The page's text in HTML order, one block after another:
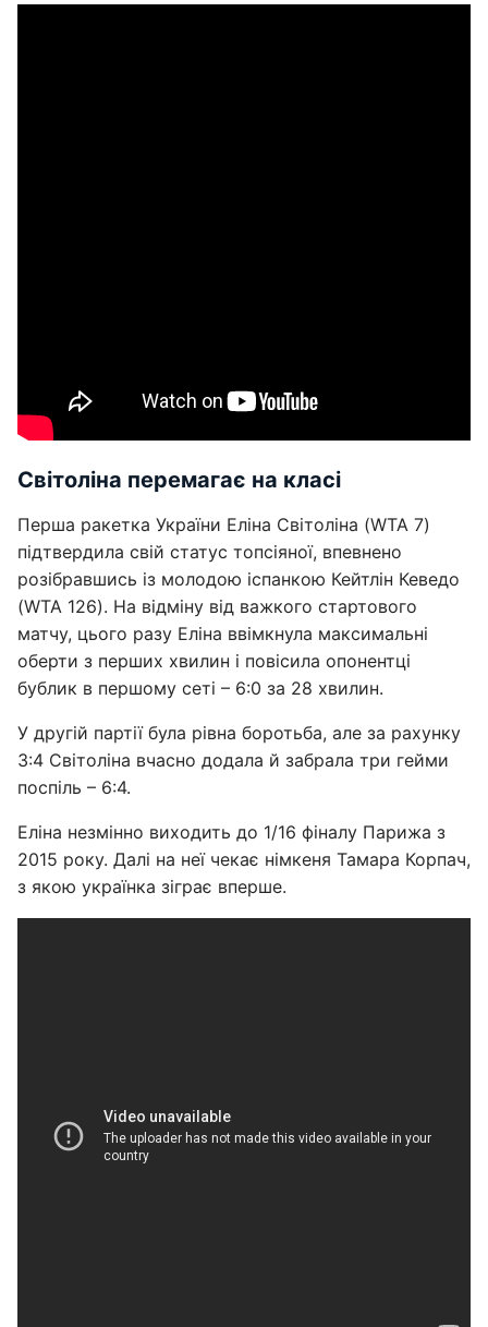
Світоліна перемагає на класі
Перша ракетка України Еліна Світоліна (WTA 7)
підтвердила свій статус топсіяної, впевнено
розібравшись із молодою іспанкою Кейтлін Кеведо
(WTA 126). На відміну від важкого стартового
матчу, цього разу Еліна ввімкнула максимальні
оберти з перших хвилин і повісила опонентці
бублик в першому сеті – 6:0 за 28 хвилин.
У другій партії була рівна боротьба, але за рахунку
3:4 Світоліна вчасно додала й забрала три гейми
поспіль – 6:4.
Еліна незмінно виходить до 1/16 фіналу Парижа з
2015 року. Далі на неї чекає німкеня Тамара Корпач,
з якою українка зіграє вперше.